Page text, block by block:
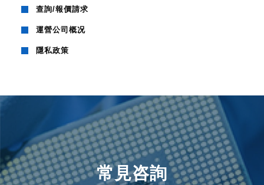
查詢/報價請求
運營公司概况
隱私政策
常見咨詢